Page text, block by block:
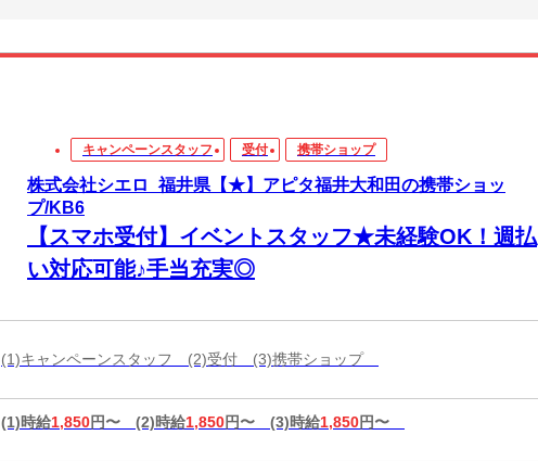
キャンペーンスタッフ 受付 携帯ショップ
株式会社シエロ_福井県【★】アピタ福井大和田の携帯ショッ
プ/KB6
【スマホ受付】イベントスタッフ★未経験OK！週払
い対応可能♪手当充実◎
(1)キャンペーンスタッフ (2)受付 (3)携帯ショップ
(1)時給1,850円〜 (2)時給1,850円〜 (3)時給1,850円〜